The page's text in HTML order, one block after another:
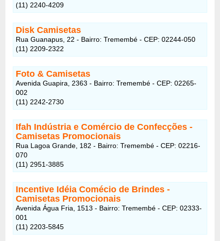
(11) 2240-4209
Disk Camisetas
Rua Guanapus, 22 - Bairro: Tremembé - CEP: 02244-050
(11) 2209-2322
Foto & Camisetas
Avenida Guapira, 2363 - Bairro: Tremembé - CEP: 02265-
002
(11) 2242-2730
Ifah Indústria e Comércio de Confecções -
Camisetas Promocionais
Rua Lagoa Grande, 182 - Bairro: Tremembé - CEP: 02216-
070
(11) 2951-3885
Incentive Idéia Comécio de Brindes-
Camisetas Promocionais
Avenida Água Fria, 1513 - Bairro: Tremembé - CEP: 02333-
001
(11) 2203-5845